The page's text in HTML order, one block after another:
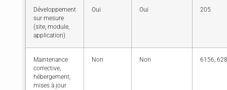
Développement
sur mesure
(site, module,
application)
Oui Oui 205
Maintenance
corrective,
hébergement,
mises à jour
Non Non 6156,